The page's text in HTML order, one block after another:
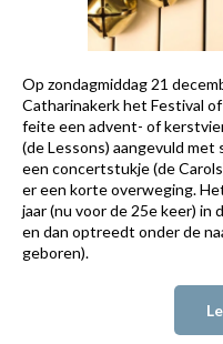
Op zondagmiddag 21
Catharinakerk het Festival
feite een advent- of
(de Lessons) aangevuld
een concertstukje (de
er een korte overweging.
jaar (nu voor de 25e keer) in
en dan optreedt onder de
geboren).